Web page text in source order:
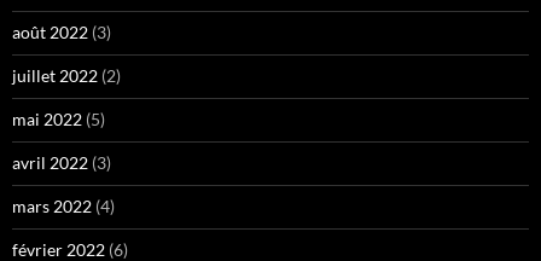
août 2022 (3)
juillet 2022 (2)
mai 2022 (5)
avril 2022 (3)
mars 2022 (4)
février 2022 (6)